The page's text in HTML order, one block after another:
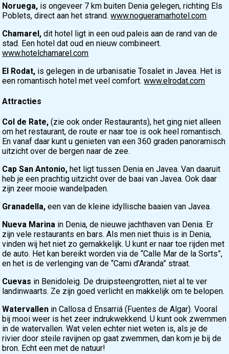
Noruega, is ongeveer 7 km buiten Denia gelegen, richting Els
Poblets, direct aan het strand.www.nogueramarhotel.com
Chamarel,dit hotel ligt in een oud paleis aan de rand van de
stad. Een hotel dat oud en nieuw combineert.
www.hotelchamarel.com
El Rodat, is gelegen in de urbanisatie Tosalet in Javea. Het is
een romantisch hotel met veel comfort.www.elrodat.com
Attracties
Col de Rate,(zie ook onder Restaurants), het ging niet alleen
om het restaurant, de route er naar toe is ook heel romantisch.
En vanaf daar kunt u genieten van een 360 graden panoramisch
uitzicht over de bergen naar de zee.
Cap San Antonio,het ligt tussen Denia en Javea. Van daaruit
heb je een prachtig uitzicht over de baai van Javea. Ook daar
zijn zeer mooie wandelpaden.
Granadella, een van de kleine idyllische baaien van Javea.
Nueva Marina in Denia, de nieuwe jachthaven van Denia. Er
zijn vele restaurants en bars. Als men niet thuis is in Denia,
vinden wij het niet zo gemakkelijk. U kunt er naar toe rijden met
de auto. Het kan bereikt worden via de “Calle Mar de la Sorts”,
en het is de verlenging van de “Cami d’Aranda” straat.
Cuevas in Benidoleig. De druipsteengrotten, niet al te ver
landinwaarts. Ze zijn goed verlicht en makkelijk om te belopen.
Watervallen in Callosa d Ensarriá (Fuentes de Algar). Vooral
bij mooi weer is het zeer indrukwekkend. U kunt ook zwemmen
in de watervallen. Wat velen echter niet weten is, als je de
rivier door steile ravijnen op gaat zwemmen, dan kom je bij de
bron. Echt een met de natuur!